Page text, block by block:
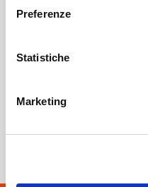
Preferenze
Statistiche
Marketing
Sondrio